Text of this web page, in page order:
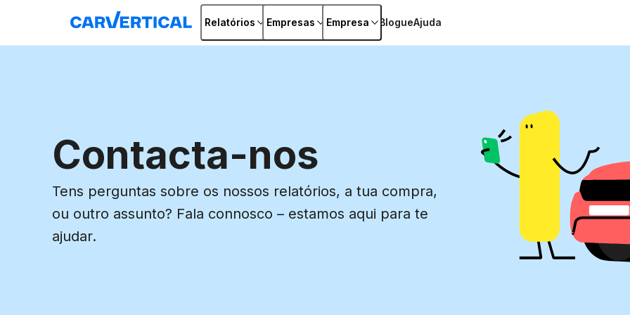
Relatórios Empresas Empresa BlogueAjuda
Contacta-nos
Tens perguntas sobre os nossos relatórios, a tua compra,
ou outro assunto? Fala connosco – estamos aqui para te
ajudar.